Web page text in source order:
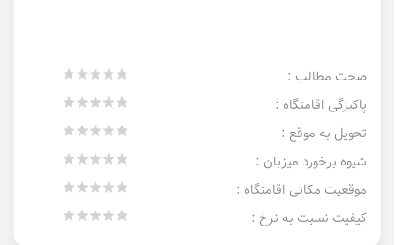
صحت مطالب :
پاکیزگی اقامتگاه :
تحویل به موقع :
شیوه برخورد میزبان :
موقعیت مکانی اقامتگاه :
کیفیت نسبت به نرخ :